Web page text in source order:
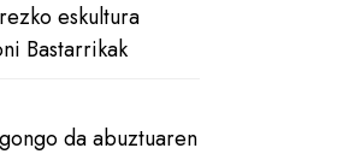
eskultura
Bastarrikak
da abuztuaren